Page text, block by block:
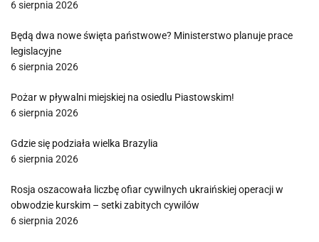
6 sierpnia 2026
Będą dwa nowe święta państwowe? Ministerstwo planuje prace
legislacyjne
6 sierpnia 2026
Pożar w pływalni miejskiej na osiedlu Piastowskim!
6 sierpnia 2026
Gdzie się podziała wielka Brazylia
6 sierpnia 2026
Rosja oszacowała liczbę ofiar cywilnych ukraińskiej operacji w
obwodzie kurskim – setki zabitych cywilów
6 sierpnia 2026